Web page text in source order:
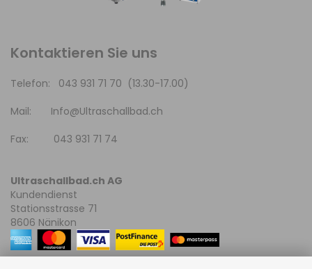
Kontaktieren Sie uns
Telefon: 043 931 71 70 (13.30-17.00)
Mail: Info@Ultraschallbad.ch
Fax: 043 931 71 74
Ultraschallbad.ch AG
Kundendienst
Stationsstrasse 71
8606 Nänikon